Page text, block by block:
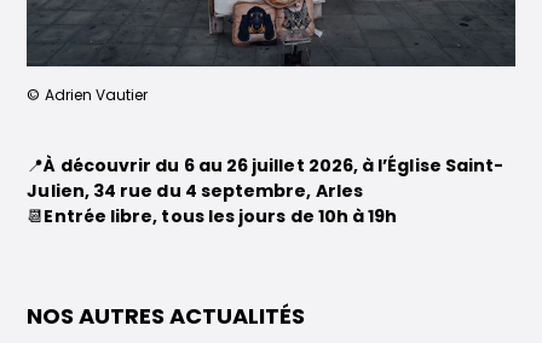
© Adrien Vautier
📍À découvrir du 6 au 26 juillet 2026, à l’Église Saint-
Julien, 34 rue du 4 septembre, Arles
📆Entrée libre, tous les jours de 10h à 19h
NOS AUTRES ACTUALITÉS